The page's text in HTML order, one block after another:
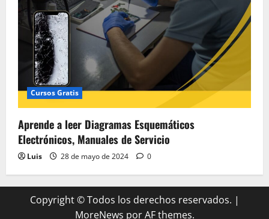
Cursos Gratis
Aprende a leer Diagramas Esquemáticos
Electrónicos, Manuales de Servicio
Luis 28 de mayo de 2024 0
Copyright © Todos los derechos reservados. |
MoreNews por AF themes.